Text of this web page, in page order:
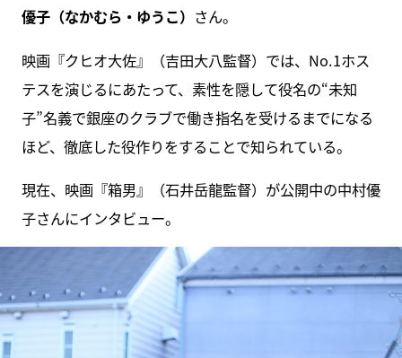
優子（なかむら・ゆうこ） さん。
映画『クヒオ大佐』（吉田大八監督）では、No.1ホス
テスを演じるにあたって、素性を隠して役名の“未知
子”名義で銀座のクラブで働き指名を受けるまでになる
ほど、徹底した役作りをすることで知られている。
現在、映画『箱男』（石井岳龍監督）が公開中の中村優
子さんにインタビュー。